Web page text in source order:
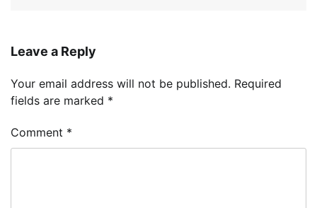
Leave a Reply
Your email address will not be published. Required
fields are marked *
Comment *